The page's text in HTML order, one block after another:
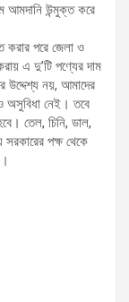
আমদানি উন্মুক্ত করে
করার পরে জেলা ও
এ দু’টি পণ্যের দাম
নয়, আমাদের
অসুবিধা নেই। তবে
তেল, চিনি, ডাল,
পক্ষ থেকে